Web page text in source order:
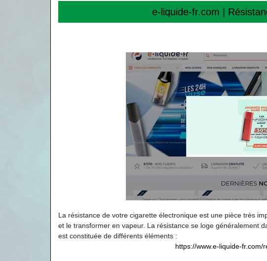
e-liquide-fr.com |
La résistance de votre cigarette électronique est une pièce très
et le transformer en vapeur. La résistance se loge généralement
est constituée de différents éléments :
https://www.e-liquide-